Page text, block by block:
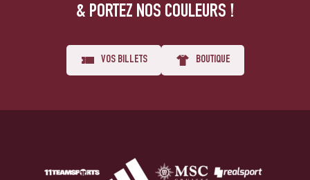
& PORTEZ NOS COULEURS !
VOS BILLETS BOUTIQUE